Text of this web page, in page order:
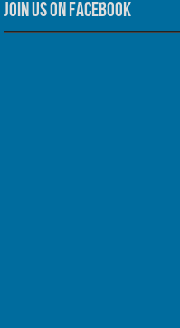
Join us on Facebook